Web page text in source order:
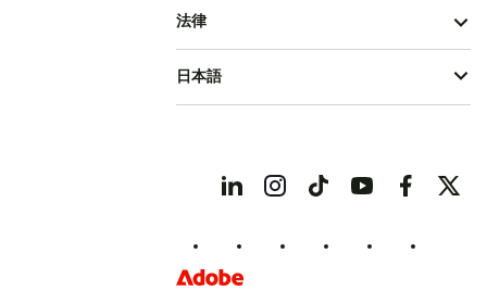
法律
日本語